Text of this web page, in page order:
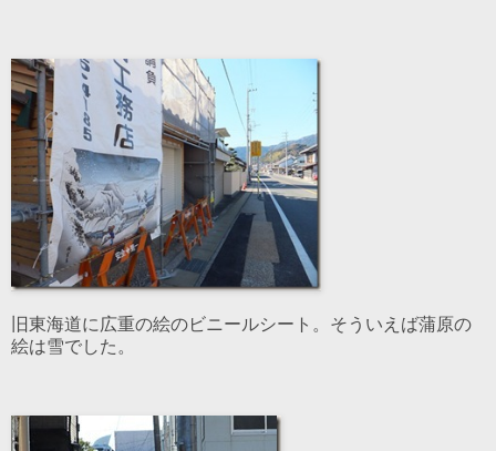
旧東海道に広重の絵のビニールシート。そういえば蒲原の
絵は雪でした。